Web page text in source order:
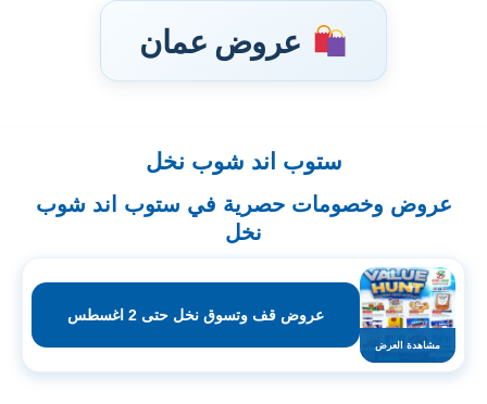
عروض عمان
إلى
ستوب اند شوب نخل
عروض وخصومات حصرية في ستوب اند شوب
نخل
مشاهدة العرض
عروض قف وتسوق نخل حتى 2 اغسطس